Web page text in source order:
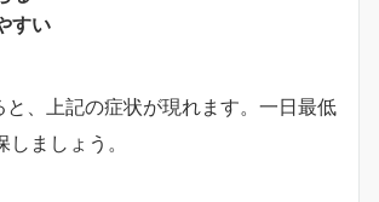
すい
と、上記の症状が現れます。一日最低
ましょう。